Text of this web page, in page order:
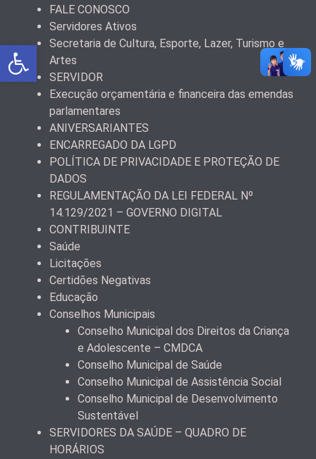
FALE CONOSCO
Servidores Ativos
Secretaria de Cultura, Esporte, Lazer, Turismo e
Artes
SERVIDOR
Execução orçamentária e financeira das emendas
parlamentares
ANIVERSARIANTES
ENCARREGADO DA LGPD
POLÍTICA DE PRIVACIDADE E PROTEÇÃO DE
DADOS
REGULAMENTAÇÃO DA LEI FEDERAL Nº
14.129/2021 – GOVERNO DIGITAL
CONTRIBUINTE
Saúde
Licitações
Certidões Negativas
Educação
Conselhos Municipais
Conselho Municipal dos Direitos da Criança
e Adolescente – CMDCA
Conselho Municipal de Saúde
Conselho Municipal de Assistência Social
Conselho Municipal de Desenvolvimento
Sustentável
SERVIDORES DA SAÚDE – QUADRO DE
HORÁRIOS
Abrir a barra de ferramentas